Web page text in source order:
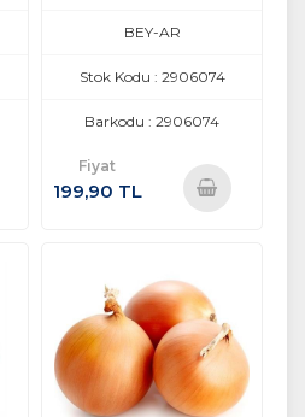
BEY-AR
Stok Kodu : 2906074
Barkodu : 2906074
Fiyat
199,90 TL